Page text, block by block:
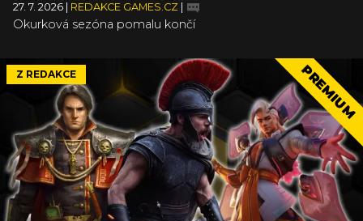
27. 7. 2026 REDAKCE GAMES.CZ
Okurková sezóna pomalu končí
Z REDAKCE PREMIUM